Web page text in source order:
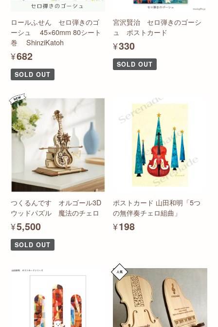
ロールふせん セロ弾きのゴ
ーシュ 45×60mm 80シート
巻 ShinziKatoh
¥682
SOLD OUT
宮沢賢治 セロ弾きのゴーシ
ュ ポストカード
¥330
SOLD OUT
つくるんです オルゴール3D
ウッドパズル 魔法のチェロ
¥5,500
SOLD OUT
ポストカード 山田和明「5つ
の無伴奏チェロ組曲」
¥198